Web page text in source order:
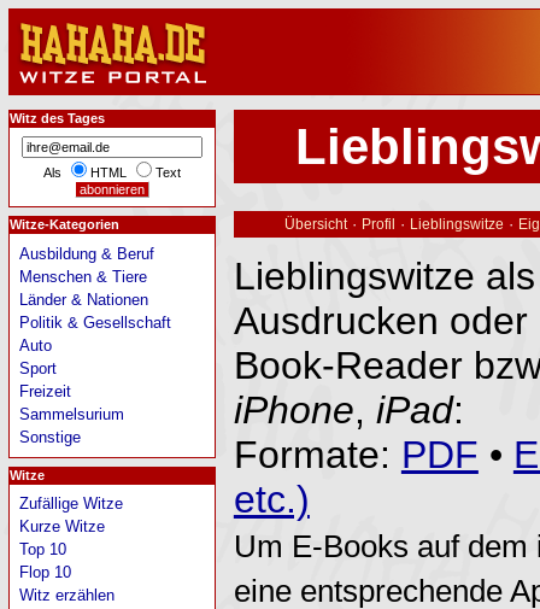
Übersicht · Profil · Lieblingswitze ·
Lieblingswitze
Ausdrucken
Book-Reader
iPhone, iPad:
Formate: PDF •
etc.)
Um E-Books auf
eine entsprechende
Witz des Tages
Als HTML Text
Witze-Kategorien
Ausbildung & Beruf
Menschen & Tiere
Länder & Nationen
Politik & Gesellschaft
Auto
Sport
Freizeit
Sammelsurium
Sonstige
Witze
Zufällige Witze
Kurze Witze
Top 10
Flop 10
Witz erzählen